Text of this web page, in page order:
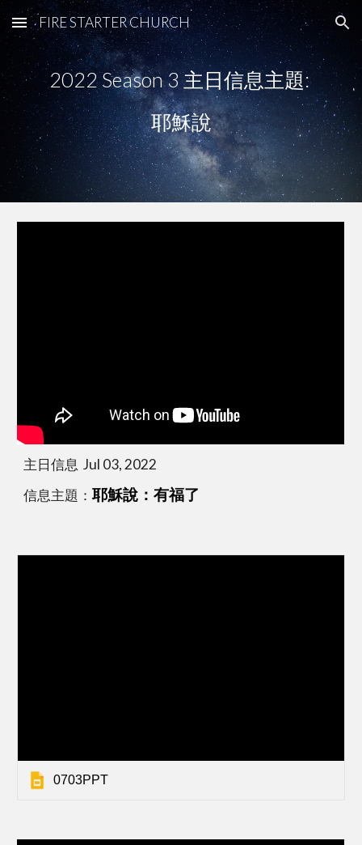
Skip to main content Skip to navigation
FIRE STARTER CHURCH
2022 Season 3 主日信息主題:
耶穌說
主日信息  Jul 03, 2022
信息主題：耶穌說：有福了
0703PPT